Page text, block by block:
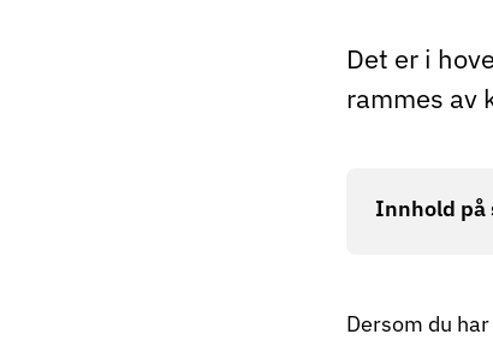
Det er i
rammes av
Innhold på
Dersom du